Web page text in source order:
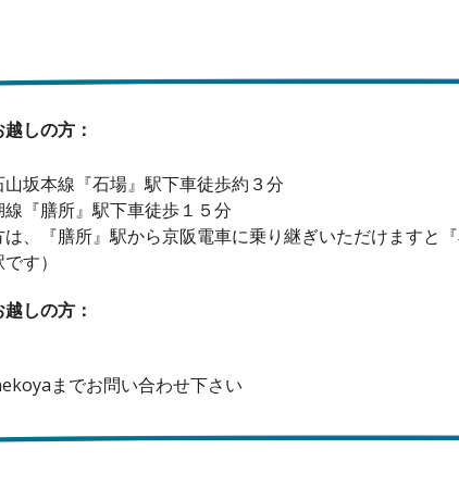
しの方：
坂本線『石場』駅下車徒歩約３分
線『膳所』駅下車徒歩１５分
は、『膳所』駅から京阪電車に乗り継ぎいただけますと
す）
しの方：
までお問い合わせ下さい